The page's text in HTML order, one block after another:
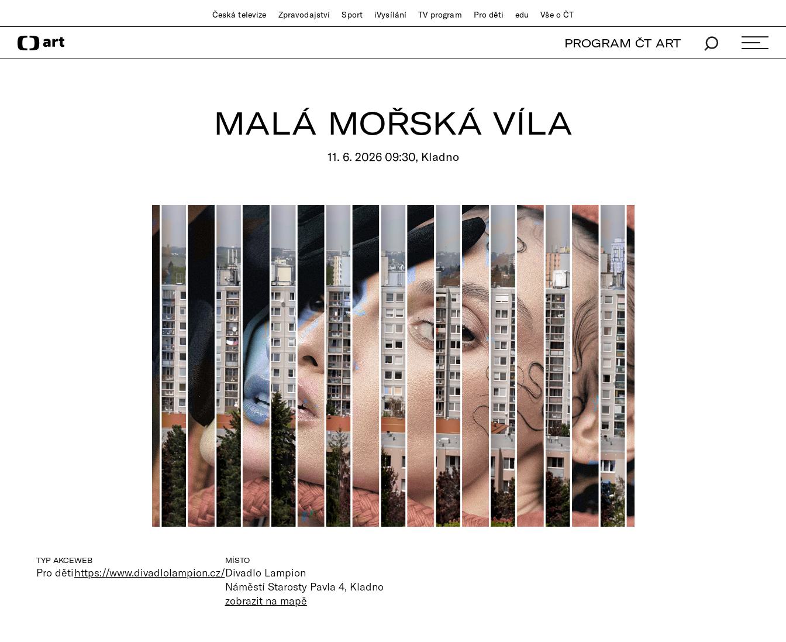
Česká televize Zpravodajství Sport iVysílání TV program Pro děti edu Vše o ČT
PROGRAM ČT ART
MALÁ MOŘSKÁ VÍLA
11. 6. 2026 09:30, Kladno
TYP AKCE
Pro děti
WEB
https://www.divadlolampion.cz/
MÍSTO
Divadlo Lampion
Náměstí Starosty Pavla 4, Kladno
zobrazit na mapě